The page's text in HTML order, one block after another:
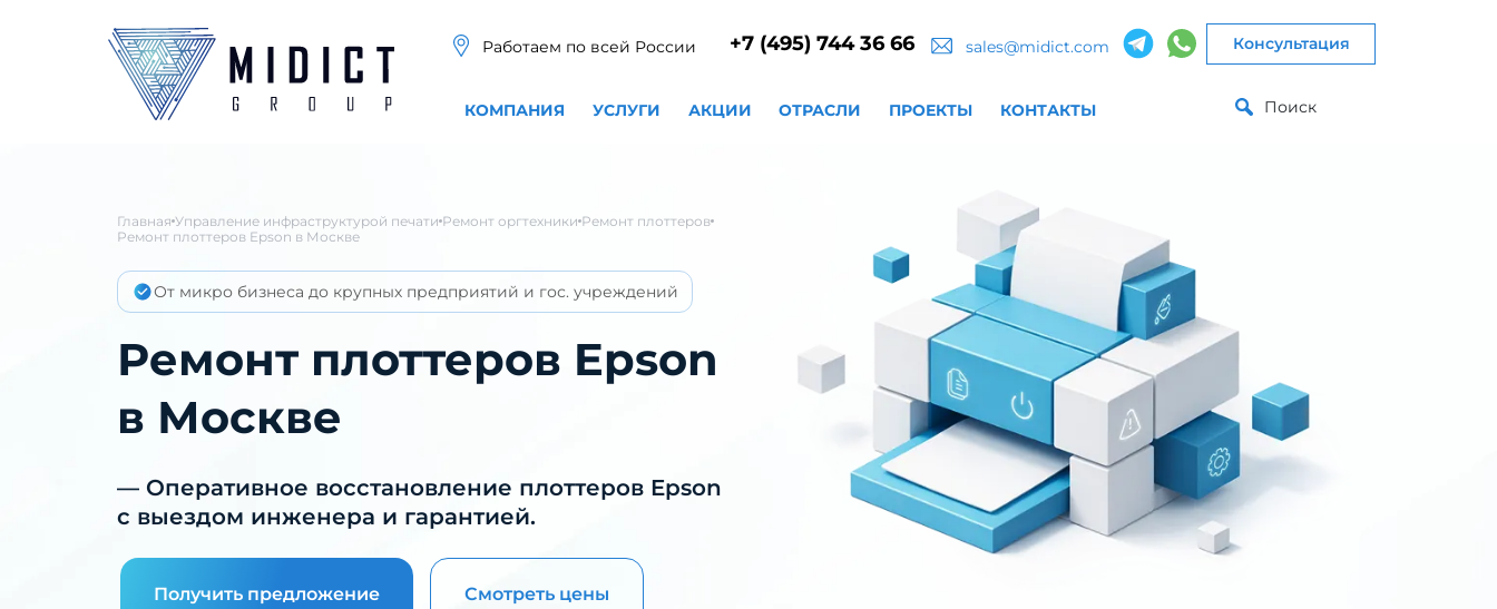
Работаем по всей России +7 (495) 744 36 66 sales@midict.com Консультация
КОМПАНИЯ УСЛУГИ АКЦИИ ОТРАСЛИ ПРОЕКТЫ КОНТАКТЫ Поиск
Главная Управление инфраструктурой печати Ремонт оргтехники Ремонт плоттеров
Ремонт плоттеров Epson в Москве
От микро бизнеса до крупных предприятий и гос. учреждений
Ремонт плоттеров Epson
в Москве
— Оперативное восстановление плоттеров Epson
с выездом инженера и гарантией.
Получить предложение Смотреть цены